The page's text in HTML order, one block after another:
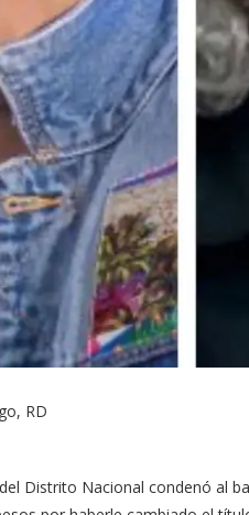
RD
Distrito Nacional condenó al